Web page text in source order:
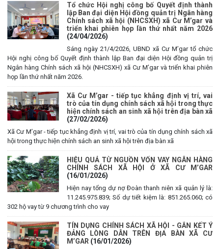
Tổ chức Hội nghị công bố Quyết định thành
lập Ban đại diện Hội đồng quản trị Ngân hàng
Chính sách xã hội (NHCSXH) xã Cư M’gar và
triển khai phiên họp lần thứ nhất năm 2026
(24/04/2026)
Sáng ngày 21/4/2026, UBND xã Cư M’gar tổ chức
Hội nghị công bố Quyết định thành lập Ban đại diện Hội đồng quản trị
Ngân hàng Chính sách xã hội (NHCSXH) xã Cư M’gar và triển khai phiên
họp lần thứ nhất năm 2026.
Xã Cư M’gar - tiếp tục khẳng định vị trí, vai
trò của tín dụng chính sách xã hội trong thực
hiện chính sách an sinh xã hội trên địa bàn xã
(27/02/2026)
Xã Cư M’gar - tiếp tục khẳng định vị trí, vai trò của tín dụng chính sách xã
hội trong thực hiện chính sách an sinh xã hội trên địa bàn xã
HIỆU QUẢ TỪ NGUỒN VỐN VAY NGÂN HÀNG
CHÍNH SÁCH XÃ HỘI Ở XÃ CƯ M’GAR
(16/01/2026)
Hiện nay tổng dự nợ Đoàn thanh niên xã quản lý là:
11.245.975.839; Số dự tiết kiệm là: 851.265.060; có
302 hộ vay từ 9 chương trình cho vay
TÍN DỤNG CHÍNH SÁCH XÃ HỘI - GẮN KẾT Ý
ĐẢNG LÒNG DÂN TRÊN ĐỊA BÀN XÃ CƯ
M’GAR (16/01/2026)